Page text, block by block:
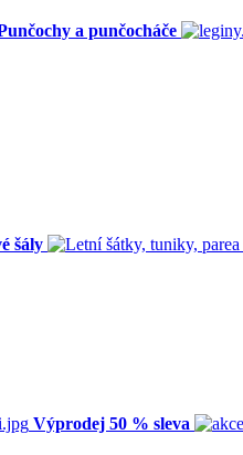
a punčocháče
šály
Výprodej 50 % sleva